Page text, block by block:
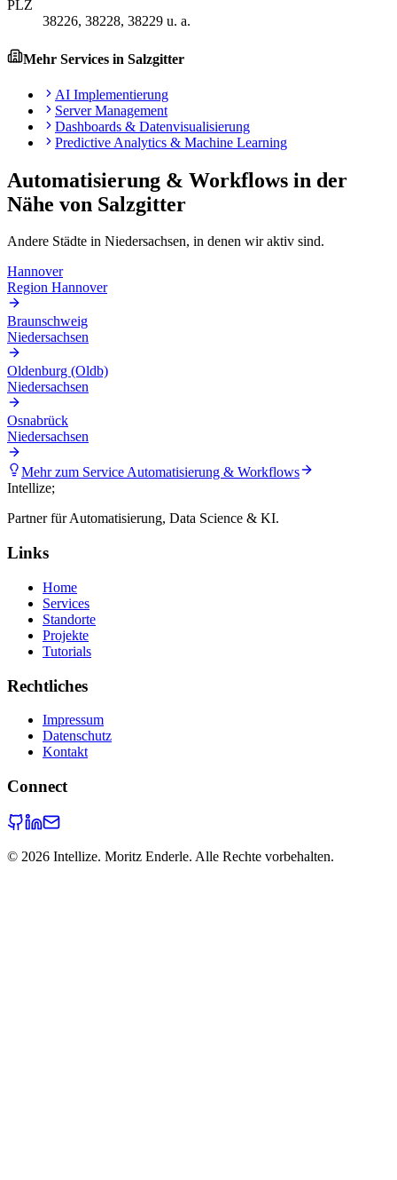
PLZ
38226, 38228, 38229 u. a.
Mehr Services in Salzgitter
AI Implementierung
Server Management
Dashboards & Datenvisualisierung
Predictive Analytics & Machine Learning
Automatisierung & Workflows in der
Nähe von Salzgitter
Andere Städte in Niedersachsen, in denen wir aktiv sind.
Hannover
Region Hannover
Braunschweig
Niedersachsen
Oldenburg (Oldb)
Niedersachsen
Osnabrück
Niedersachsen
Mehr zum ServiceAutomatisierung & Workflows
Intellize;
Partner für Automatisierung, Data Science & KI.
Links
Home
Services
Standorte
Projekte
Tutorials
Rechtliches
Impressum
Datenschutz
Kontakt
Connect
© 2026 Intellize. Moritz Enderle. Alle Rechte vorbehalten.